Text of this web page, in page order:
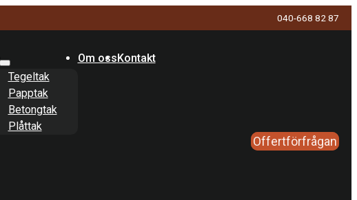
040-668 82 87
Tegeltak
Papptak
Betongtak
Plåttak
Om ossKontakt
Offertförfrågan